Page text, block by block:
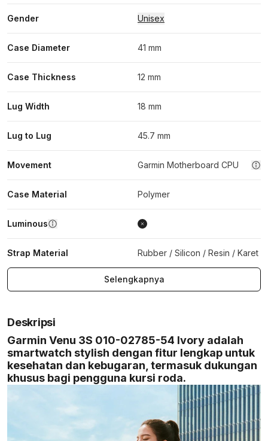
Gender Unisex
Case Diameter 41 mm
Case Thickness 12 mm
Lug Width 18 mm
Lug to Lug 45.7 mm
Movement Garmin Motherboard CPU
Case Material Polymer
Luminous
Strap Material Rubber / Silicon / Resin / Karet
Selengkapnya
Deskripsi
Garmin Venu 3S 010-02785-54 Ivory adalah
smartwatch stylish dengan fitur lengkap untuk
kesehatan dan kebugaran, termasuk dukungan
khusus bagi pengguna kursi roda.